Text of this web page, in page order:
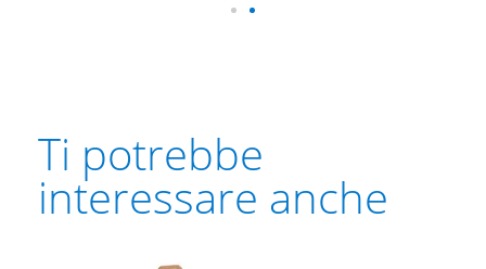
Ti potrebbe
interessare anche